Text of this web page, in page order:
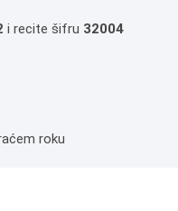
i recite šifru 32004
roku